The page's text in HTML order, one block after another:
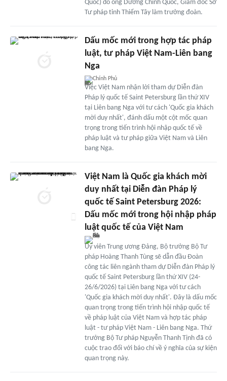
Quốc) do ông Dương Chính Quốc, Giám đốc Sở
Tư pháp tỉnh Thiểm Tây làm trưởng đoàn.
Dấu mốc mới trong hợp tác pháp
luật, tư pháp Việt Nam-Liên bang
Nga
Chính Phủ
Việc Việt Nam nhận lời tham dự Diễn đàn
Pháp lý quốc tế Saint Petersburg lần thứ XIV
tại Liên bang Nga với tư cách 'Quốc gia khách
mời duy nhất', đánh dấu một cột mốc quan
trọng trong tiến trình hội nhập quốc tế về
pháp luật và tư pháp giữa Việt Nam và Liên
bang Nga.
Việt Nam là Quốc gia khách mời
duy nhất tại Diễn đàn Pháp lý
quốc tế Saint Petersburg 2026:
Dấu mốc mới trong hội nhập pháp
luật quốc tế của Việt Nam
Ủy viên Trung ương Đảng, Bộ trưởng Bộ Tư
pháp Hoàng Thanh Tùng sẽ dẫn đầu Đoàn
công tác liên ngành tham dự Diễn đàn Pháp lý
quốc tế Saint Petersburg lần thứ XIV (24-
26/6/2026) tại Liên bang Nga với tư cách
'Quốc gia khách mời duy nhất'. Đây là dấu mốc
quan trọng trong tiến trình hội nhập quốc tế
về pháp luật của Việt Nam và hợp tác pháp
luật - tư pháp Việt Nam - Liên bang Nga. Thứ
trưởng Bộ Tư pháp Nguyễn Thanh Tịnh đã có
cuộc trao đổi với báo chí về ý nghĩa của sự kiện
quan trọng này.